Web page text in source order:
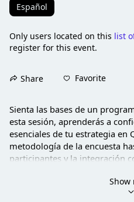
Español
Only users located on this list
register for this event.
Share Favorite
Sienta las bases de un
esta sesión, aprenderás a
esenciales de tu estrategia en
metodología de la encuesta
participantes y la integración
De la mano de expertos en EX
realizaremos un recorrido
Show